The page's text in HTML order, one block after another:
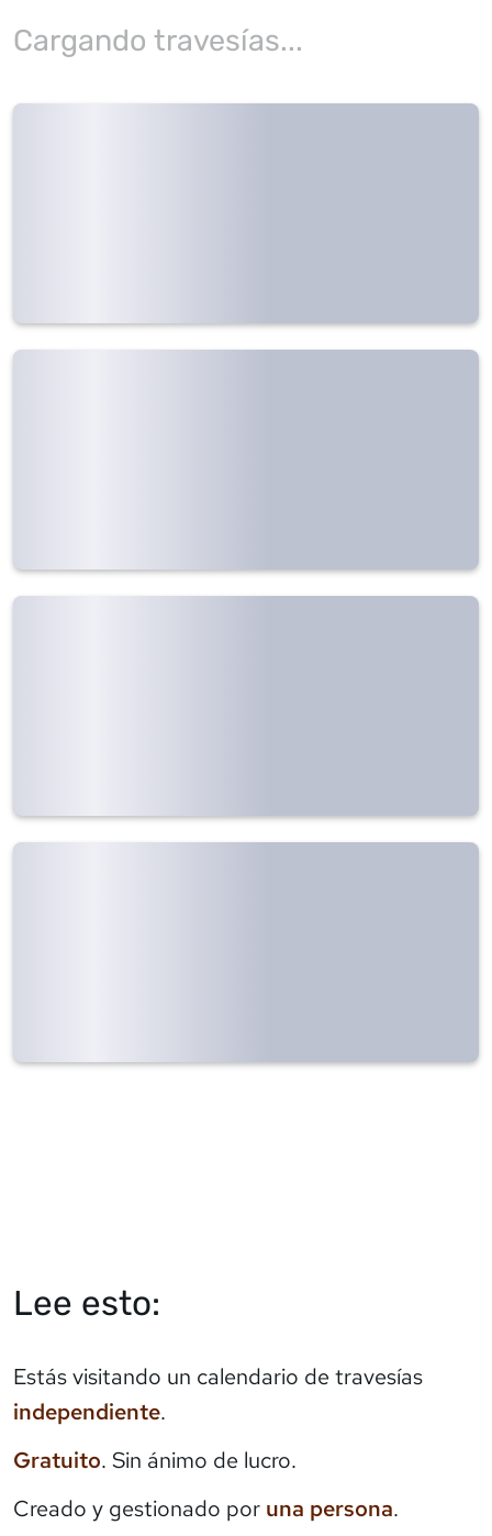
Cargando travesías...
Lee esto:
Estás visitando un calendario de travesías
independiente.
Gratuito. Sin ánimo de lucro.
Creado y gestionado por una persona.